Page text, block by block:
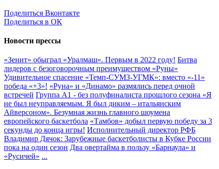
Поделиться Вконтакте
Поделиться в ОК
Новости прессы
«Зенит» обыграл «Уралмаш». Первым в 2022 году! Битва
лидеров с безоговорочным преимуществом «Руны»
Удивительное спасение «Темп-СУМЗ-УГМК»: вместо «-11»
победа «+3»! «Руна» и «Динамо» размялись перед очной
встречей Группа А1 - без полуфиналиста прошлого сезона «Я
не был неуправляемым. Я был диким – итальянским
Айверсоном». Безумная жизнь главного шоумена
европейского баскетбола «Тамбов» добыл первую победу за 3
секунды до конца игры! Исполнительный директор РФБ
Владимир Дячок: Зарубежные баскетболисты в Кубке России
пока на один сезон Два овертайма в пользу «Барнаула» и
«Русичей» ...